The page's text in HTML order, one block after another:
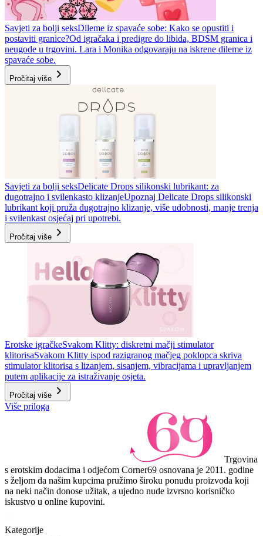
Savjeti za bolji seksDileme iz spavaće sobe: Kako se opustiti i
postaviti granice?Od igračaka i predigre do libida, BDSM granica i
neugode u trgovini. Lara i Monika odgovaraju na iskrene dileme iz
spavaće sobe.
Pročitaj više
Savjeti za bolji seksDelicate Drops silikonski lubrikant: za
dugotrajno i svilenkasto klizanjeUpoznaj Delicate Drops silikonski
lubrikant koji pruža dugotrajno klizanje, više udobnosti, manje trenja
i svilenkast osjećaj pri upotrebi.
Pročitaj više
Erotske igračkeSvakom Klitty: diskretni mačji stimulator
klitorisaSvakom Klitty ispod razigranog mačjeg poklopca skriva
stimulator klitorisa s lizanjem, sisanjem, vibracijama i upravljanjem
putem aplikacije za istraživanje osjeta.
Pročitaj više
Više priloga
Trgovina
s erotskim dodacima i odjećom Corner69 osnovana je 2011. godine
s željom da našim kupcima pružimo široku ponudu proizvoda koji
na neki način donose užitak, a ujedno nude izvrsno korisničko
iskustvo u online kupovini.
Kategorije